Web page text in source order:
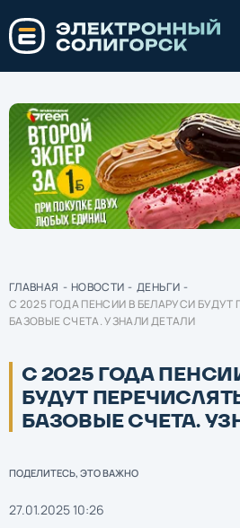
ГЛАВНАЯ - НОВОСТИ - ДЕНЬГИ -
С 2025 ГОДА ПЕНСИИ В БЕЛАРУСИ
БАЗОВЫЕ СЧЕТА. УЗНАЛИ ДЕТАЛИ
С 2025 ГОДА
БУДУТ
БАЗОВЫЕ СЧЕТА.
ПОДЕЛИТЕСЬ, ЭТО ВАЖНО
27.01.2025 10:26